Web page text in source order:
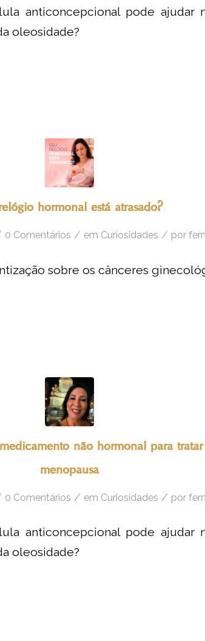
anticoncepcional pode ajudar
oleosidade?
hormonal está atrasado?
0 Comentários / em Curiosidades / por
sobre os cânceres
não hormonal para tratar
menopausa
0 Comentários / em Curiosidades / por
anticoncepcional pode ajudar
oleosidade?